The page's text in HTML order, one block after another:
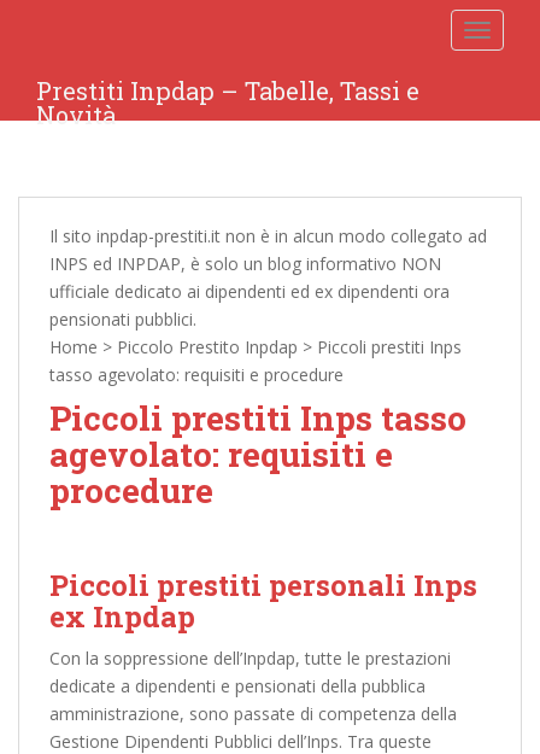
Prestiti Inpdap – Tabelle, Tassi e
Novità
Il sito inpdap-prestiti.it non è in alcun modo collegato ad
INPS ed INPDAP, è solo un blog informativo NON
ufficiale dedicato ai dipendenti ed ex dipendenti ora
pensionati pubblici.
Home > Piccolo Prestito Inpdap > Piccoli prestiti Inps
tasso agevolato: requisiti e procedure
Piccoli prestiti Inps tasso
agevolato: requisiti e
procedure
Piccoli prestiti personali Inps
ex Inpdap
Con la soppressione dell’Inpdap, tutte le prestazioni
dedicate a dipendenti e pensionati della pubblica
amministrazione, sono passate di competenza della
Gestione Dipendenti Pubblici dell’Inps. Tra queste